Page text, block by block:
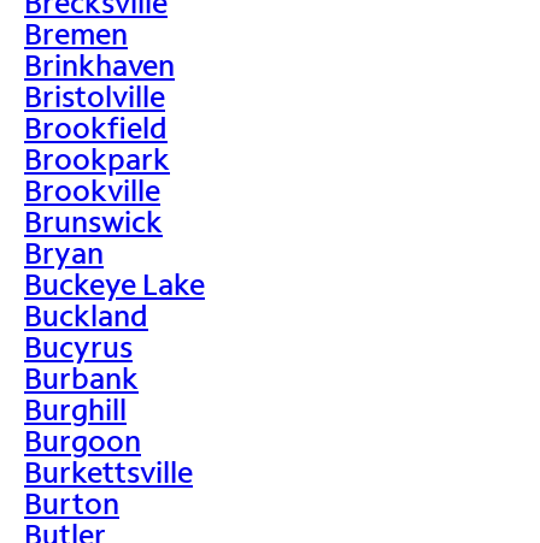
Bremen
Brinkhaven
Bristolville
Brookfield
Brookpark
Brookville
Brunswick
Bryan
Buckeye Lake
Buckland
Bucyrus
Burbank
Burghill
Burgoon
Burkettsville
Burton
Butler